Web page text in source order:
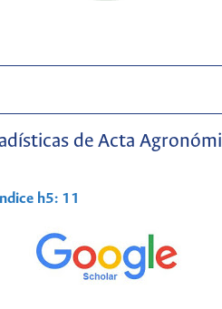
de Acta
h5: 11